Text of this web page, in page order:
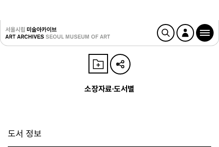
소장자료·도서별
도서 정보